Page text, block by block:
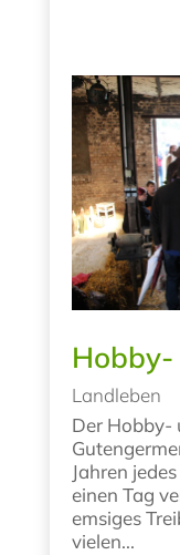
Landleben
Der Hobby-
Jahren
einen Tag
emsiges
vielen...